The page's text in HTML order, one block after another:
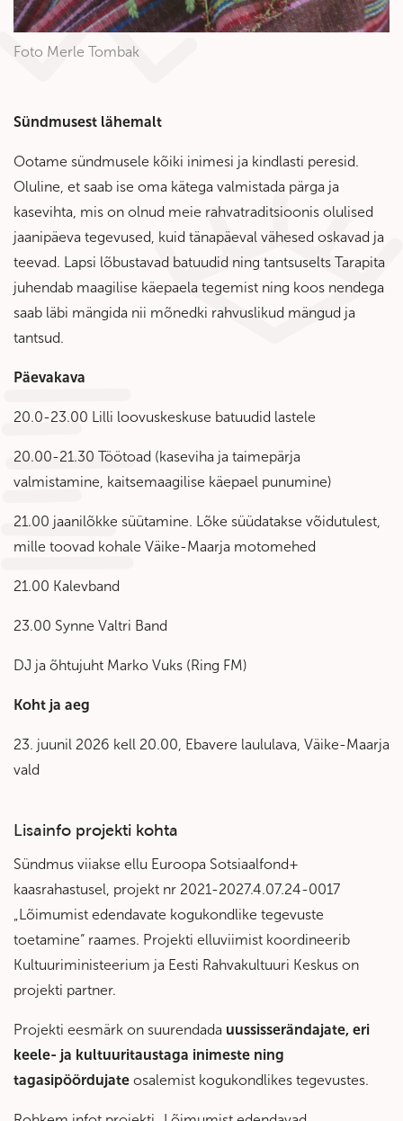
Foto Merle Tombak
Sündmusest lähemalt
Ootame sündmusele kõiki inimesi ja kindlasti peresid.
Oluline, et saab ise oma kätega valmistada pärga ja
kasevihta, mis on olnud meie rahvatraditsioonis olulised
jaanipäeva tegevused, kuid tänapäeval vähesed oskavad ja
teevad. Lapsi lõbustavad batuudid ning tantsuselts Tarapita
juhendab maagilise käepaela tegemist ning koos nendega
saab läbi mängida nii mõnedki rahvuslikud mängud ja
tantsud.
Päevakava
20.0-23.00 Lilli loovuskeskuse batuudid lastele
20.00-21.30 Töötoad (kaseviha ja taimepärja
valmistamine, kaitsemaagilise käepael punumine)
21.00 jaanilõkke süütamine. Lõke süüdatakse võidutulest,
mille toovad kohale Väike-Maarja motomehed
21.00 Kalevband
23.00 Synne Valtri Band
DJ ja õhtujuht Marko Vuks (Ring FM)
Koht ja aeg
23. juunil 2026 kell 20.00, Ebavere laululava, Väike-Maarja
vald
Lisainfo projekti kohta
Sündmus viiakse ellu Euroopa Sotsiaalfond+
kaasrahastusel, projekt nr 2021-2027.4.07.24-0017
„Lõimumist edendavate kogukondlike tegevuste
toetamine“ raames. Projekti elluviimist koordineerib
Kultuuriministeerium ja Eesti Rahvakultuuri Keskus on
projekti partner.
Projekti eesmärk on suurendada uussisserändajate, eri
keele- ja kultuuritaustaga inimeste ning
tagasipöördujate osalemist kogukondlikes tegevustes.